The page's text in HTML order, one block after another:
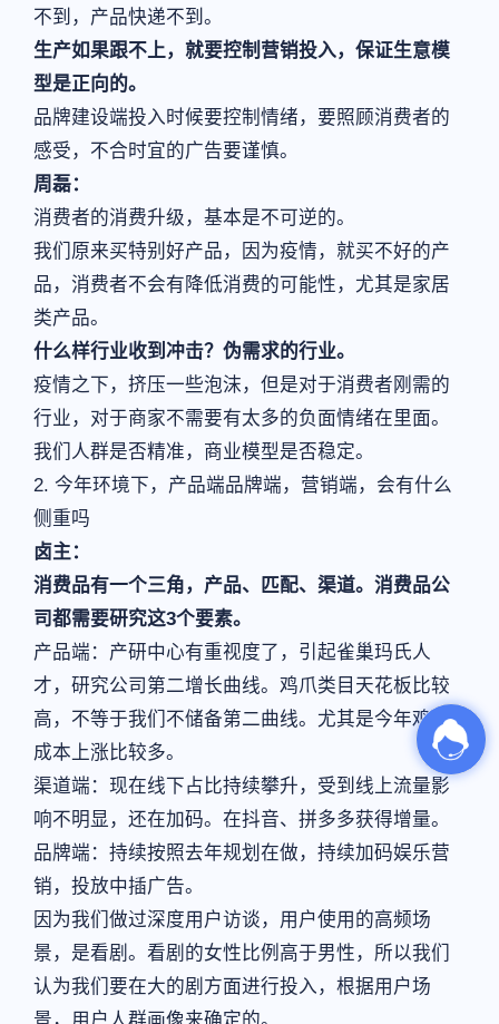
不到，产品快递不到。
生产如果跟不上，就要控制营销投入，保证生意模
型是正向的。
品牌建设端投入时候要控制情绪，要照顾消费者的
感受，不合时宜的广告要谨慎。
周磊：
消费者的消费升级，基本是不可逆的。
我们原来买特别好产品，因为疫情，就买不好的产
品，消费者不会有降低消费的可能性，尤其是家居
类产品。
什么样行业收到冲击？伪需求的行业。
疫情之下，挤压一些泡沫，但是对于消费者刚需的
行业，对于商家不需要有太多的负面情绪在里面。
我们人群是否精准，商业模型是否稳定。
2. 今年环境下，产品端品牌端，营销端，会有什么
侧重吗
卤主：
消费品有一个三角，产品、匹配、渠道。消费品公
司都需要研究这3个要素。
产品端：产研中心有重视度了，引起雀巢玛氏人
才，研究公司第二增长曲线。鸡爪类目天花板比较
高，不等于我们不储备第二曲线。尤其是今年鸡爪
成本上涨比较多。
渠道端：现在线下占比持续攀升，受到线上流量影
响不明显，还在加码。在抖音、拼多多获得增量。
品牌端：持续按照去年规划在做，持续加码娱乐营
销，投放中插广告。
因为我们做过深度用户访谈，用户使用的高频场
景，是看剧。看剧的女性比例高于男性，所以我们
认为我们要在大的剧方面进行投入，根据用户场